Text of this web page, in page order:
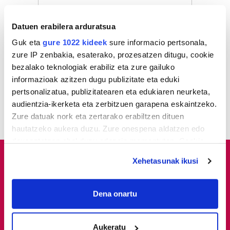
Datuen erabilera arduratsua
Guk eta gure 1022 kideek sure informacio pertsonala,
zure IP zenbakia, esaterako, prozesatzen ditugu, cookie
bezalako teknologiak erabiliz eta zure gailuko
informazioak azitzen dugu publizitate eta eduki
pertsonalizatua, publizitatearen eta edukiaren neurketa,
audientzia-ikerketa eta zerbitzuen garapena eskaintzeko.
Zure datuak nork eta zertarako erabiltzen dituen
hautatzeko aukera duzu. Zure onespena aldatzen edo
If you allow, we would also like to:
Collect information about your geographical
Xehetasunak ikusi
Dena onartu
Aukeratu
Udaltzaingoa haien aurka
2 Dunkel und licht
3
Donostiarrek eklipsea
ikusteko planik dute?